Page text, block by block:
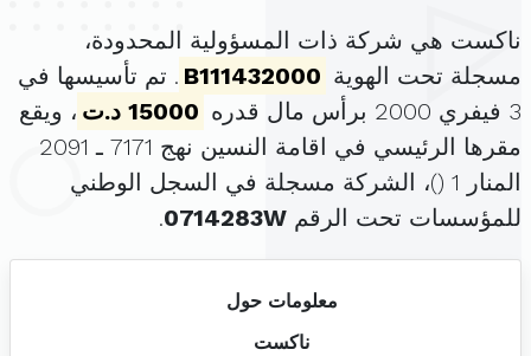
ناكست هي شركة ذات المسؤولية المحدودة،
مسجلة تحت الهوية B111432000 . تم تأسيسها في
3 فيفري 2000 برأس مال قدره
15000 د.ت
، ويقع
مقرها الرئيسي في اقامة النسين نهج 7171 ـ 2091
المنار 1 (
)، الشركة مسجلة في السجل الوطني
للمؤسسات تحت الرقم 0714283W
.
معلومات حول
ناكست